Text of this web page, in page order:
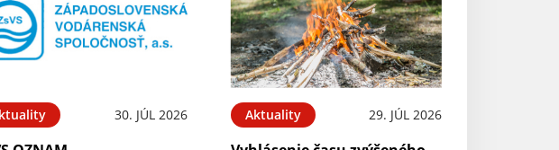
30. JÚL 2026 Aktuality 29. JÚL 2026